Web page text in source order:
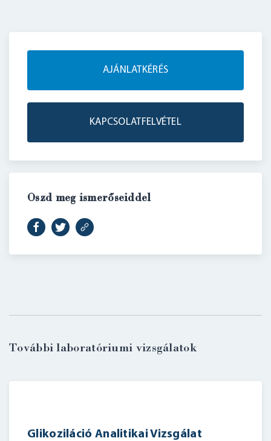
AJÁNLATKÉRÉS
KAPCSOLATFELVÉTEL
Oszd meg ismerőseiddel
További laboratóriumi vizsgálatok
Glikoziláció Analitikai Vizsgálat